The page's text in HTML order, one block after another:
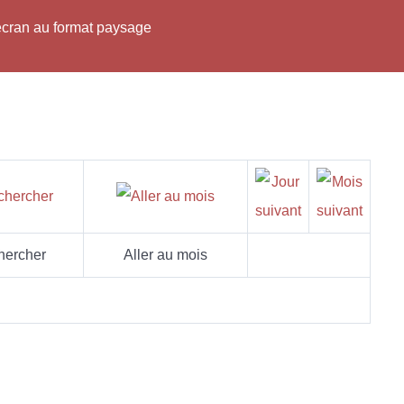
au format paysage
Aller au mois